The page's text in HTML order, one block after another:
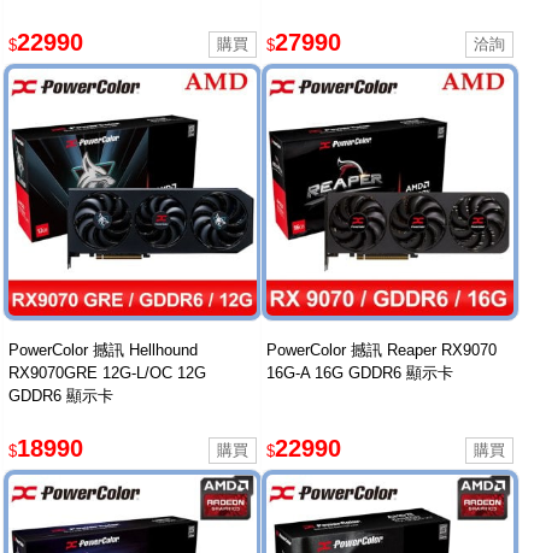
$22990 $27990
PowerColor 撼訊 Hellhound
RX9070GRE 12G-L/OC 12G
GDDR6 顯示卡
$18990
PowerColor 撼訊 Reaper RX9070
16G-A 16G GDDR6 顯示卡
$22990